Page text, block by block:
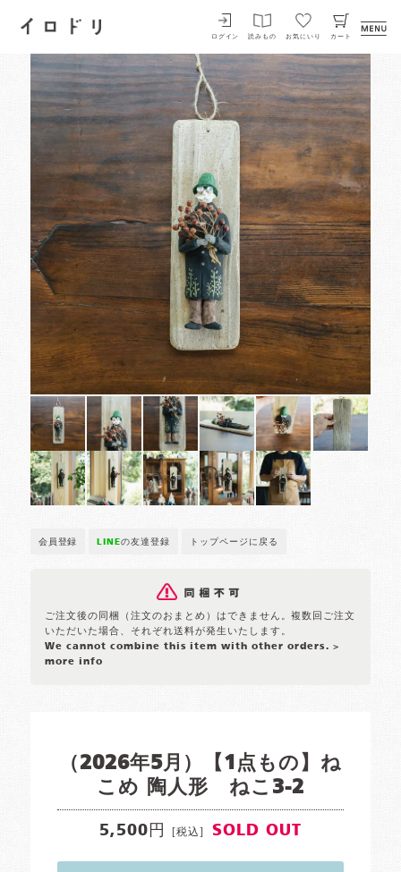
イロドリ
ログイン 読みもの お気にいり カート
会員登録 LINEの友達登録 トップページに戻る
ご注文後の同梱（注文のおまとめ）はできません。複数回ご注文
いただいた場合、それぞれ送料が発生いたします。
We cannot combine this item with other orders. >
more info
（2026年5月）【1点もの】ね
こめ 陶人形 ねこ3-2
5,500円 [税込] SOLD OUT